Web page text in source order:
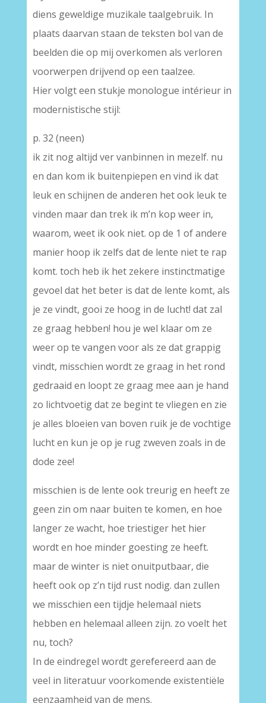
diens geweldige muzikale taalgebruik. In
plaats daarvan staan de teksten bol van de
beelden die op mij overkomen als verloren
voorwerpen drijvend op een taalzee.
Hier volgt een stukje monologue intérieur in
modernistische stijl:
p. 32 (neen)
ik zit nog altijd ver vanbinnen in mezelf. nu
en dan kom ik buitenpiepen en vind ik dat
leuk en schijnen de anderen het ook leuk te
vinden maar dan trek ik m’n kop weer in,
waarom, weet ik ook niet. op de 1 of andere
manier hoop ik zelfs dat de lente niet te rap
komt. toch heb ik het zekere instinctmatige
gevoel dat het beter is dat de lente komt, als
je ze vindt, gooi ze hoog in de lucht! dat zal
ze graag hebben! hou je wel klaar om ze
weer op te vangen voor als ze dat grappig
vindt, misschien wordt ze graag in het rond
gedraaid en loopt ze graag mee aan je hand
zo lichtvoetig dat ze begint te vliegen en zie
je alles bloeien van boven ruik je de vochtige
lucht en kun je op je rug zweven zoals in de
dode zee!
misschien is de lente ook treurig en heeft ze
geen zin om naar buiten te komen, en hoe
langer ze wacht, hoe triestiger het hier
wordt en hoe minder goesting ze heeft.
maar de winter is niet onuitputbaar, die
heeft ook op z’n tijd rust nodig. dan zullen
we misschien een tijdje helemaal niets
hebben en helemaal alleen zijn. zo voelt het
nu, toch?
In de eindregel wordt gerefereerd aan de
veel in literatuur voorkomende existentiële
eenzaamheid van de mens.